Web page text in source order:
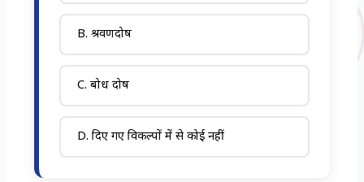
B. श्रवणदोष
C. बोध दोष
D. दिए गए विकल्पों में से कोई नहीं